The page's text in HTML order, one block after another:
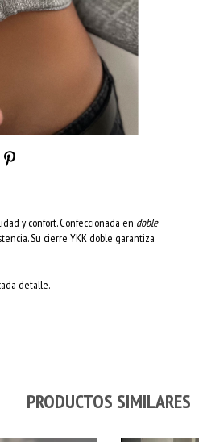
y confort. Confeccionada en doble
Su cierre YKK doble garantiza
detalle.
PRODUCTOS SIMILARES